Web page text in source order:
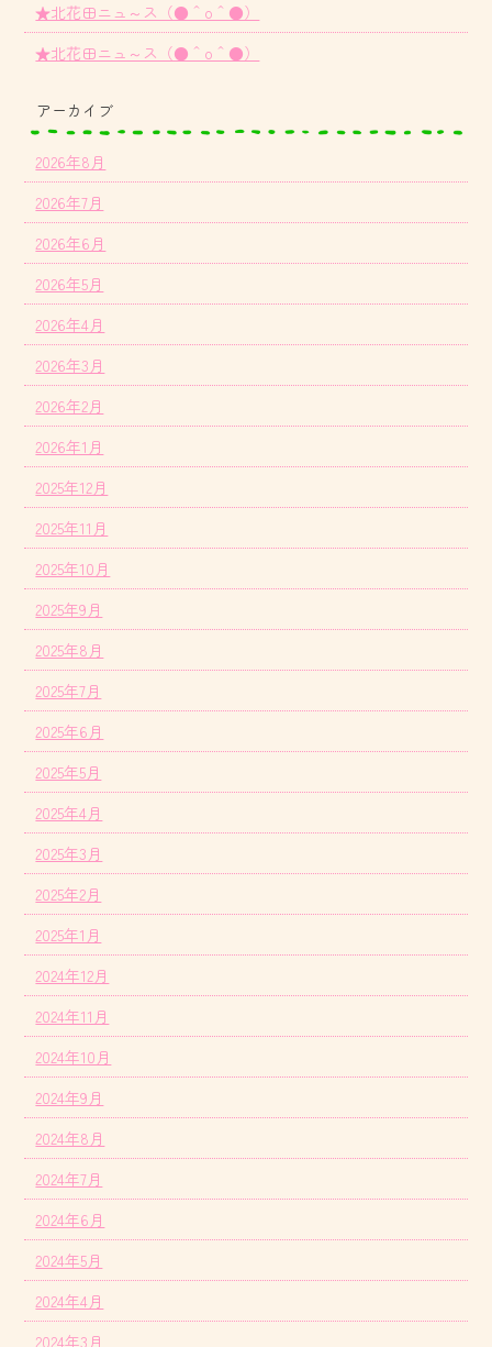
★北花田ニュ～ス（●＾o＾●）
★北花田ニュ～ス（●＾o＾●）
アーカイブ
2026年8月
2026年7月
2026年6月
2026年5月
2026年4月
2026年3月
2026年2月
2026年1月
2025年12月
2025年11月
2025年10月
2025年9月
2025年8月
2025年7月
2025年6月
2025年5月
2025年4月
2025年3月
2025年2月
2025年1月
2024年12月
2024年11月
2024年10月
2024年9月
2024年8月
2024年7月
2024年6月
2024年5月
2024年4月
2024年3月